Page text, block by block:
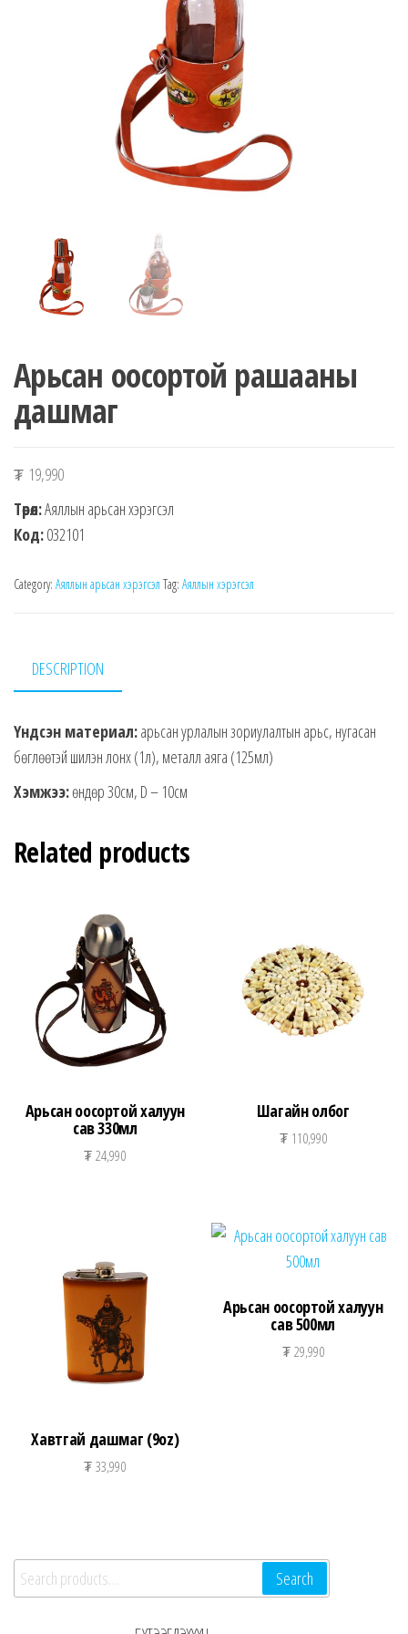
Арьсан оосортой рашааны
дашмаг
₮ 19,990
Төрөл:Аяллын арьсан хэрэгсэл
Код:032101
Category: Аяллын арьсан хэрэгсэл Tag: Аяллын хэрэгсэл
DESCRIPTION
Үндсэн материал:арьсан урлалын зориулалтын арьс, нугасан
бөглөөтэй шилэн лонх (1л), металл аяга (125мл)
Хэмжээ:өндөр 30см, D – 10см
Related products
Арьсан оосортой халуун
сав 330мл
₮24,990
Шагайн олбог
₮110,990
Хавтгай дашмаг (9oz)
₮33,990
Арьсан оосортой халуун
сав 500мл
₮29,990
Search for: Search